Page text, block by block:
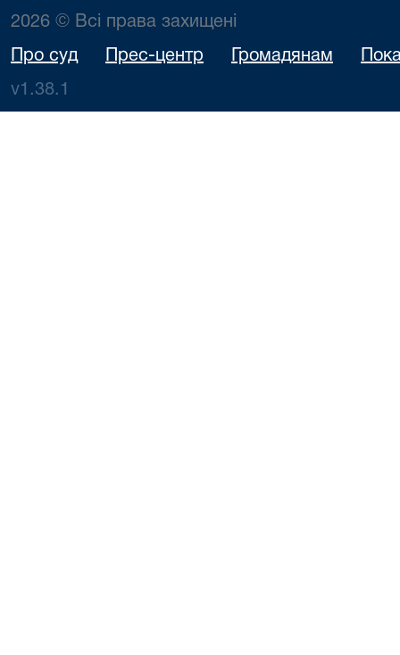
2026 © Всі права захищені
Про суд Прес-центр Громадянам
v1.38.1